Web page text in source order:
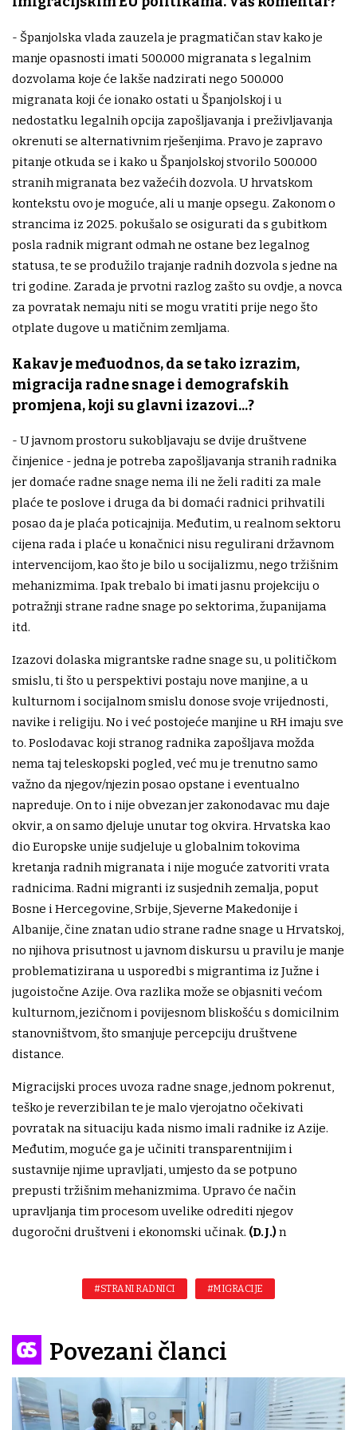
- Španjolska vlada zauzela je pragmatičan stav kako je
manje opasnosti imati 500.000 migranata s legalnim
dozvolama koje će lakše nadzirati nego 500.000
migranata koji će ionako ostati u Španjolskoj i u
nedostatku legalnih opcija zapošljavanja i preživljavanja
okrenuti se alternativnim rješenjima. Pravo je zapravo
pitanje otkuda se i kako u Španjolskoj stvorilo 500.000
stranih migranata bez važećih dozvola. U hrvatskom
kontekstu ovo je moguće, ali u manje opsegu. Zakonom o
strancima iz 2025. pokušalo se osigurati da s gubitkom
posla radnik migrant odmah ne ostane bez legalnog
statusa, te se produžilo trajanje radnih dozvola s jedne na
tri godine. Zarada je prvotni razlog zašto su ovdje, a novca
za povratak nemaju niti se mogu vratiti prije nego što
otplate dugove u matičnim zemljama.
Kakav je međuodnos, da se tako izrazim,
migracija radne snage i demografskih
promjena, koji su glavni izazovi...?
- U javnom prostoru sukobljavaju se dvije društvene
činjenice - jedna je potreba zapošljavanja stranih radnika
jer domaće radne snage nema ili ne želi raditi za male
plaće te poslove i druga da bi domaći radnici prihvatili
posao da je plaća poticajnija. Međutim, u realnom sektoru
cijena rada i plaće u konačnici nisu regulirani državnom
intervencijom, kao što je bilo u socijalizmu, nego tržišnim
mehanizmima. Ipak trebalo bi imati jasnu projekciju o
potražnji strane radne snage po sektorima, županijama
itd.
Izazovi dolaska migrantske radne snage su, u političkom
smislu, ti što u perspektivi postaju nove manjine, a u
kulturnom i socijalnom smislu donose svoje vrijednosti,
navike i religiju. No i već postojeće manjine u RH imaju sve
to. Poslodavac koji stranog radnika zapošljava možda
nema taj teleskopski pogled, već mu je trenutno samo
važno da njegov/njezin posao opstane i eventualno
napreduje. On to i nije obvezan jer zakonodavac mu daje
okvir, a on samo djeluje unutar tog okvira. Hrvatska kao
dio Europske unije sudjeluje u globalnim tokovima
kretanja radnih migranata i nije moguće zatvoriti vrata
radnicima. Radni migranti iz susjednih zemalja, poput
Bosne i Hercegovine, Srbije, Sjeverne Makedonije i
Albanije, čine znatan udio strane radne snage u Hrvatskoj,
no njihova prisutnost u javnom diskursu u pravilu je manje
problematizirana u usporedbi s migrantima iz Južne i
jugoistočne Azije. Ova razlika može se objasniti većom
kulturnom, jezičnom i povijesnom bliskošću s domicilnim
stanovništvom, što smanjuje percepciju društvene
distance.
Migracijski proces uvoza radne snage, jednom pokrenut,
teško je reverzibilan te je malo vjerojatno očekivati
povratak na situaciju kada nismo imali radnike iz Azije.
Međutim, moguće ga je učiniti transparentnijim i
sustavnije njime upravljati, umjesto da se potpuno
prepusti tržišnim mehanizmima. Upravo će način
upravljanja tim procesom uvelike odrediti njegov
dugoročni društveni i ekonomski učinak. (D.J.)n
#STRANI RADNICI #MIGRACIJE
Povezani članci